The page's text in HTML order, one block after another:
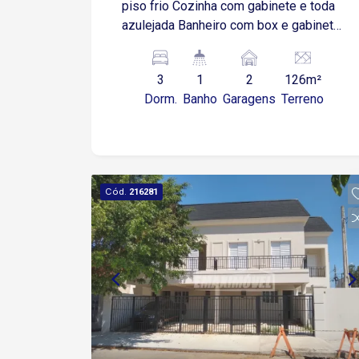
piso frio Cozinha com gabinete e toda
azulejada Banheiro com box e gabinete
garagem coberta
3
Dorm.
1
Banho
2
Garagens
126m²
Terreno
Cód. 216281